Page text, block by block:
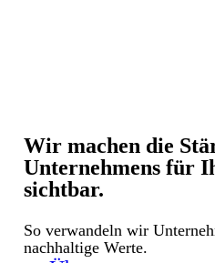
Wir machen die
Unternehmens für
sichtbar.
So verwandeln wir
nachhaltige Werte.